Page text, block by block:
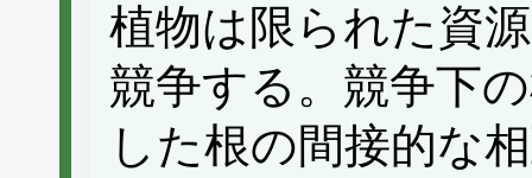
植物は限られた資
競争する。競争下
した根の間接的な